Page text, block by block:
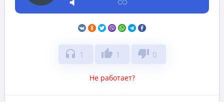
headphones 1 thumb_up 1 thumb_down 0
Не работает?